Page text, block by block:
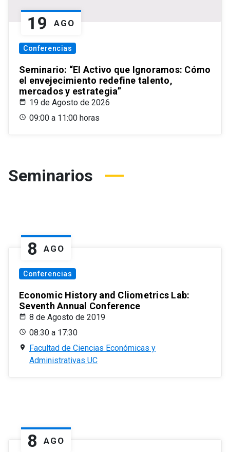
19 AGO
Conferencias
Seminario: “El Activo que Ignoramos: Cómo
el envejecimiento redefine talento,
mercados y estrategia”
19 de Agosto de 2026
09:00 a 11:00 horas
Seminarios
8 AGO
Conferencias
Economic History and Cliometrics Lab:
Seventh Annual Conference
8 de Agosto de 2019
08:30 a 17:30
Facultad de Ciencias Económicas y
Administrativas UC
8 AGO